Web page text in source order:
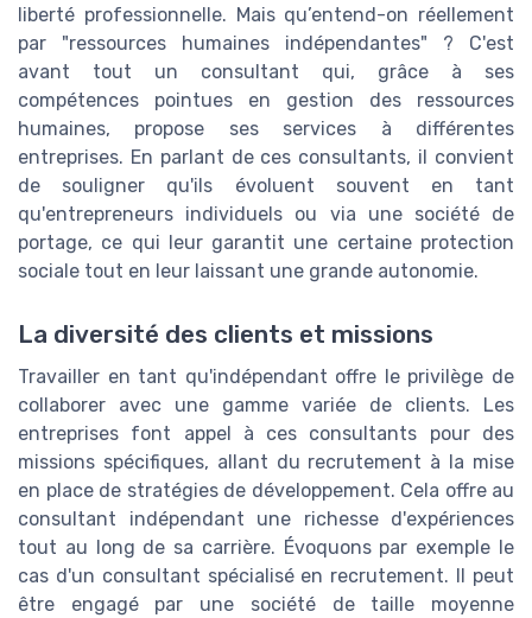
liberté professionnelle. Mais qu’entend-on réellement
par "ressources humaines indépendantes" ? C'est
avant tout un consultant qui, grâce à ses
compétences pointues en gestion des ressources
humaines, propose ses services à différentes
entreprises. En parlant de ces consultants, il convient
de souligner qu'ils évoluent souvent en tant
qu'entrepreneurs individuels ou via une société de
portage, ce qui leur garantit une certaine protection
sociale tout en leur laissant une grande autonomie.
La diversité des clients et missions
Travailler en tant qu'indépendant offre le privilège de
collaborer avec une gamme variée de clients. Les
entreprises font appel à ces consultants pour des
missions spécifiques, allant du recrutement à la mise
en place de stratégies de développement. Cela offre au
consultant indépendant une richesse d'expériences
tout au long de sa carrière. Évoquons par exemple le
cas d'un consultant spécialisé en recrutement. Il peut
être engagé par une société de taille moyenne